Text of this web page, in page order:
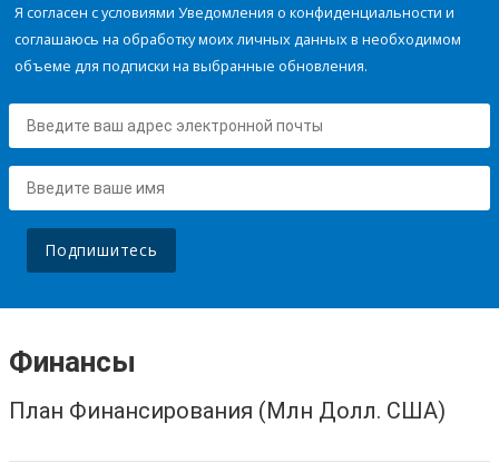
Я согласен с условиями Уведомления о конфиденциальности и
соглашаюсь на обработку моих личных данных в необходимом
объеме для подписки на выбранные обновления.
Подпишитесь
Финансы
План Финансирования (Млн Долл. США)